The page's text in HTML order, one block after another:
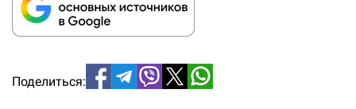
Поделиться: